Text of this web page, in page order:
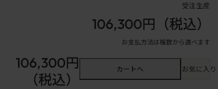
受注生産
106,300円 （税込）
お支払方法は複数から選べます
106,300円
（税込）
カートへ お気に入